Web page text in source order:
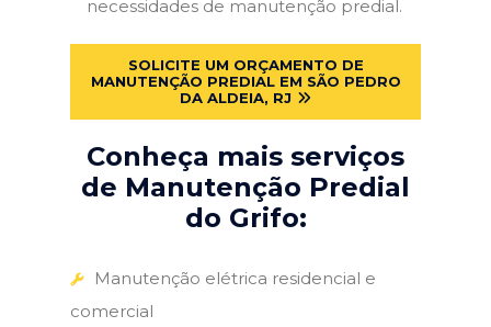
necessidades de manutenção predial.
SOLICITE UM ORÇAMENTO DE
MANUTENÇÃO PREDIAL EM SÃO PEDRO
DA ALDEIA, RJ
Conheça mais serviços
de Manutenção Predial
do Grifo:
Manutenção elétrica residencial e
comercial